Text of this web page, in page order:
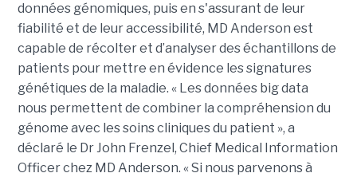
données génomiques, puis en s'assurant de leur
fiabilité et de leur accessibilité, MD Anderson est
capable de récolter et d’analyser des échantillons de
patients pour mettre en évidence les signatures
génétiques de la maladie. « Les données big data
nous permettent de combiner la compréhension du
génome avec les soins cliniques du patient », a
déclaré le Dr John Frenzel, Chief Medical Information
Officer chez MD Anderson. « Si nous parvenons à